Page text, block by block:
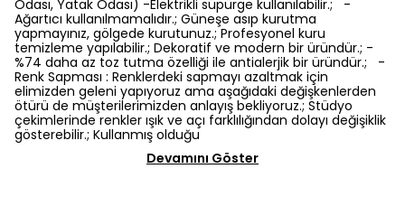
Odası, Yatak Odası) -Elektrikli süpürge kullanılabilir.; -
Ağartıcı kullanılmamalıdır.; Güneşe asıp kurutma
yapmayınız, gölgede kurutunuz.; Profesyonel kuru
temizleme yapılabilir.; Dekoratif ve modern bir üründür.; -
%74 daha az toz tutma özelliği ile antialerjik bir üründür.; -
Renk Sapması : Renklerdeki sapmayı azaltmak için
elimizden geleni yapıyoruz ama aşağıdaki değişkenlerden
ötürü de müşterilerimizden anlayış bekliyoruz.; Stüdyo
çekimlerinde renkler ışık ve açı farklılığından dolayı değişiklik
gösterebilir.; Kullanmış olduğu
Devamını Göster